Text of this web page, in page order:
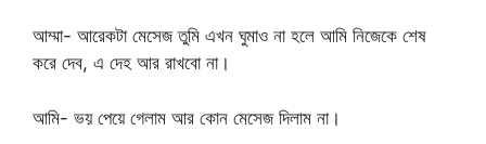
আম্মা- আরেকটা মেসেজ তুমি এখন ঘুমাও না হলে আমি নিজেকে শেষ
করে দেব, এ দেহ আর রাখবো না।
আমি- ভয় পেয়ে গেলাম আর কোন মেসেজ দিলাম না।